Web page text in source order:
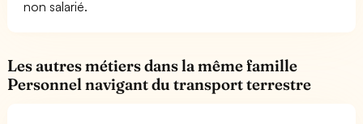
non salarié.
Les autres métiers dans la même famille
Personnel navigant du transport terrestre